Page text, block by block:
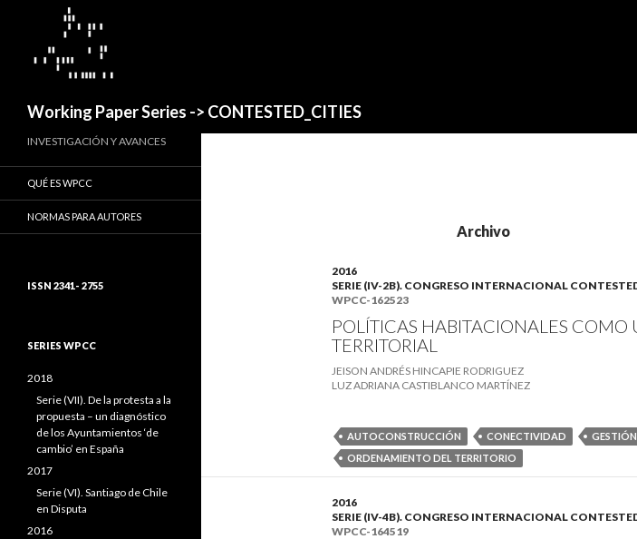
Working Paper Series -> CONTESTED_CITIES
Archivo
2016
SERIE (IV-2B). CONGRESO INTERNACIONAL
WPCC-162523
POLÍTICAS HABITACIONALES
TERRITORIAL
JEISON ANDRÉS HINCAPIE RODRIGUEZ
LUZ ADRIANA CASTIBLANCO MARTÍNEZ
AUTOCONSTRUCCIÓN CONECTIVIDAD
ORDENAMIENTO DEL TERRITORIO
2016
SERIE (IV-4B). CONGRESO INTERNACIONAL
WPCC-164519
INVESTIGACIÓN Y AVANCES
QUÉ ES WPCC
NORMAS PARA AUTORES
ISSN 2341- 2755
SERIES WPCC
2018
Serie (VII). De la protesta a la
propuesta – un diagnóstico
de los Ayuntamientos ‘de
cambio’ en España
2017
Serie (VI). Santiago de Chile
en Disputa
2016